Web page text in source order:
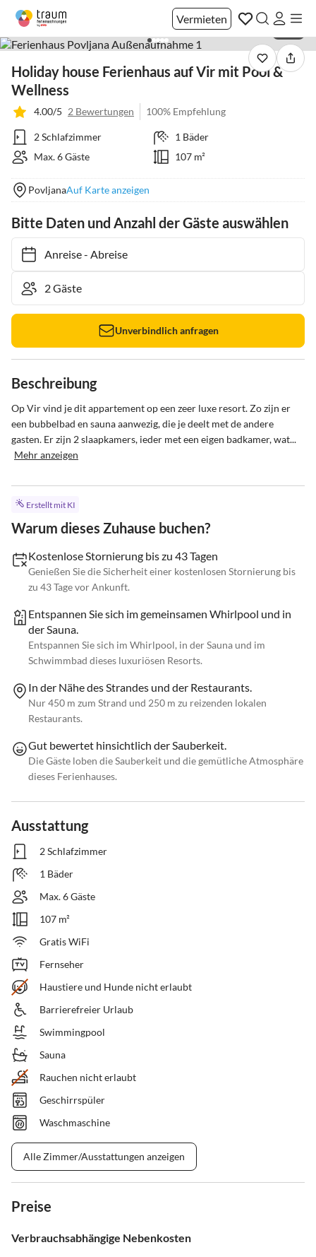
Vermieten
Holiday house Ferienhaus auf Vir mit Pool &
Wellness
4.00/5 2 Bewertungen 100% Empfehlung
2 Schlafzimmer
1 Bäder
Max. 6 Gäste
107 m²
PovljanaAuf Karte anzeigen
Bitte Daten und Anzahl der Gäste auswählen
Anreise- Abreise
Unverbindlich anfragen
Beschreibung
Op Vir vind je dit appartement op een zeer luxe resort. Zo zijn er
een bubbelbad en sauna aanwezig, die je deelt met de andere
gasten. Er zijn 2 slaapkamers, ieder met een eigen badkamer, wat...
Mehr anzeigen
Erstellt mit KI
Warum dieses Zuhause buchen?
Kostenlose Stornierung bis zu 43 Tagen
Genießen Sie die Sicherheit einer kostenlosen Stornierung bis
zu 43 Tage vor Ankunft.
Entspannen Sie sich im gemeinsamen Whirlpool und in
der Sauna.
Entspannen Sie sich im Whirlpool, in der Sauna und im
Schwimmbad dieses luxuriösen Resorts.
In der Nähe des Strandes und der Restaurants.
Nur 450 m zum Strand und 250 m zu reizenden lokalen
Restaurants.
Gut bewertet hinsichtlich der Sauberkeit.
Die Gäste loben die Sauberkeit und die gemütliche Atmosphäre
dieses Ferienhauses.
Ausstattung
2 Schlafzimmer
1 Bäder
Max. 6 Gäste
107 m²
Gratis WiFi
Fernseher
Haustiere und Hunde nicht erlaubt
Barrierefreier Urlaub
Swimmingpool
Sauna
Rauchen nicht erlaubt
Geschirrspüler
Waschmaschine
Alle Zimmer/Ausstattungen anzeigen
Preise
Verbrauchsabhängige Nebenkosten